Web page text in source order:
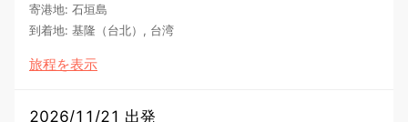
寄港地: 石垣島
到着地: 基隆（台北）, 台湾
旅程を表示
2026/11/21 出発